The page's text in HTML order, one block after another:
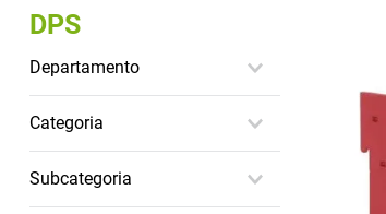
DPS
Departamento
Campo e Jardim
Categoria
Eletrificador de Cerca
Subcategoria
9